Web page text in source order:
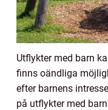
Utflykter med barn
finns oändliga
efter barnens
på utflykter med